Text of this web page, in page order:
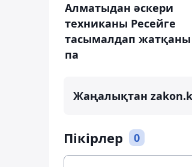
Алматыдан әскери
техниканы Ресейге
тасымалдап жатқаны
па
Жаңалықтан
Пікірлер 0